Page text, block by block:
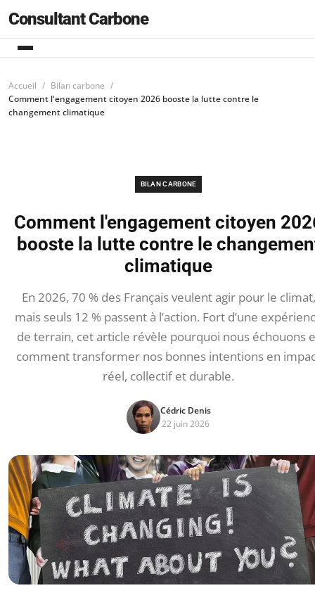
Consultant Carbone
Accueil
Bilan carbone
Comment l'engagement citoyen 2026 booste la lutte contre le
changement climatique
BILAN CARBONE
Comment l'engagement citoyen
booste la lutte contre le
climatique
En 2026, 70 % des Français veulent agir pour le climat,
mais seuls 12 % passent à l’action. Fort d’une
de terrain, cet article révèle pourquoi nous échouons
comment transformer nos bonnes intentions en
réel, collectif et durable.
Cédric Denis
22 juin 2026